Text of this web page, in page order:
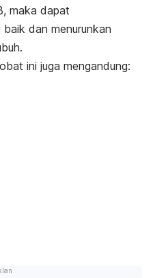
maka dapat
dan menurunkan
ini juga mengandung: